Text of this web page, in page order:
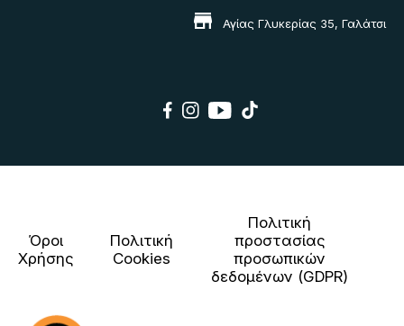
Αγίας Γλυκερίας 35, Γαλάτσι
Όροι
Χρήσης
Πολιτική
Cookies
Πολιτική
προστασίας
προσωπικών
δεδομένων (GDPR)